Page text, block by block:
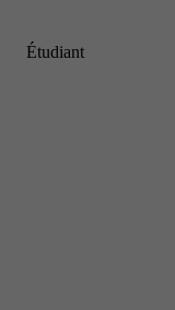
Étudiant